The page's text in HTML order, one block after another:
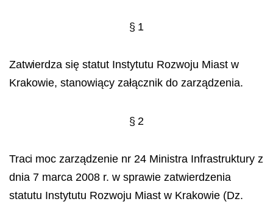
§ 1
Zatwierdzasię statut Instytutu Rozwoju Miast w
Krakowie, stanowiący załącznik do zarządzenia.
§ 2
Traci moczarządzenie nr 24 Ministra Infrastruktury z
dnia 7 marca 2008 r. w sprawie zatwierdzenia
statutu Instytutu Rozwoju Miast w Krakowie (Dz.